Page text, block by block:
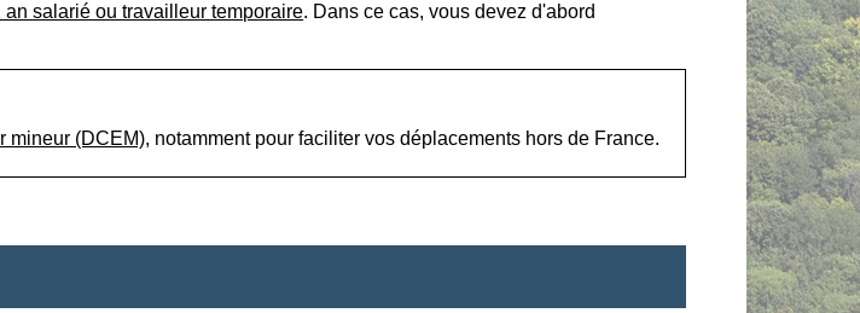
an salarié ou travailleur temporaire. Dans ce cas, vous devez d'abord
mineur (DCEM), notamment pour faciliter vos déplacements hors de France.